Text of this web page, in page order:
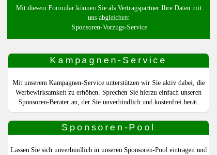
Mit diesem Formular können Sie als Vertragspartner Ihre Daten mit
uns abgleichen:
Sponsoren-Vorzugs-Service
Kampagnen-Service
Mit unserem Kampagnen-Service unterstützen wir Sie aktiv dabei, die
Werbewirksamkeit zu erhöhen. Sprechen Sie hierzu einfach unseren
Sponsoren-Berater an, der Sie unverbindlich und kostenfrei berät.
Sponsoren-Pool
Lassen Sie sich unverbindlich in unseren Sponsoren-Pool eintragen und